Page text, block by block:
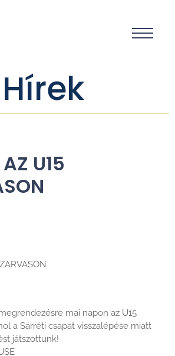
Hírek
U15
mai napon az U15
a Sárréti csapat visszalépése miatt
játszottunk!